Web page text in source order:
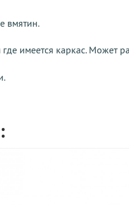
вмятин.
имеется каркас. Может